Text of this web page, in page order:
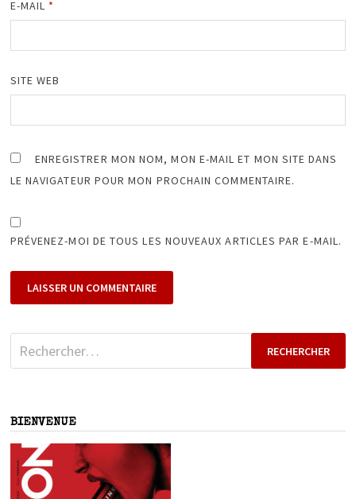
E-MAIL *
SITE WEB
ENREGISTRER MON NOM, MON E-MAIL ET MON SITE DANS
LE NAVIGATEUR POUR MON PROCHAIN COMMENTAIRE.
PRÉVENEZ-MOI DE TOUS LES NOUVEAUX ARTICLES PAR E-MAIL.
Rechercher :
BIENVENUE